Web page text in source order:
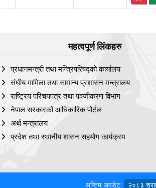
महत्वपूर्ण लिंकहरु
प्रधानमन्त्री तथा मन्त्रिपरिषद्को कार्यालय
संघीय मामिला तथा सामान्य प्रशासन मन्त्रालय
राष्ट्रिय परिचयपत्र तथा पञ्‍जीकरण विभाग
नेपाल सरकारको आधिकारिक पोर्टल
अर्थ मन्त्रालय
प्रदेश तथा स्थानीय शासन सहयोग कार्यक्रम
अन्तिम अपडेट: २०८३